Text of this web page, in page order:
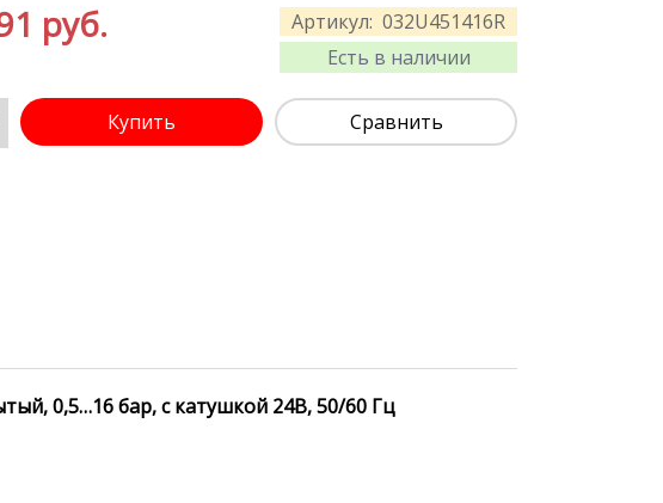
Артикул: 032U451416R
Есть в наличии
руб.
Купить Сравнить
0,5…16 бар, с катушкой 24В, 50/60 Гц